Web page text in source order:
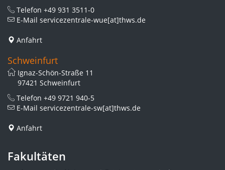
Telefon +49 931 3511-0
E-Mail servicezentrale-wue[at]thws.de
Anfahrt
Schweinfurt
Ignaz-Schön-Straße 11
97421 Schweinfurt
Telefon +49 9721 940-5
E-Mail servicezentrale-sw[at]thws.de
Anfahrt
Fakultäten